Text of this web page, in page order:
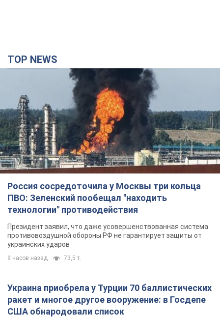
TOP NEWS
Россия сосредоточила у Москвы три кольца
ПВО: Зеленский пообещал "находить
технологии" противодействия
Президент заявил, что даже усовершенствованная система
противовоздушной обороны РФ не гарантирует защиты от
украинских ударов
9 часов назад 73,5 т.
Украина приобрела у Турции 70 баллистических
ракет и многое другое вооружение: в Госдепе
США обнародовали список